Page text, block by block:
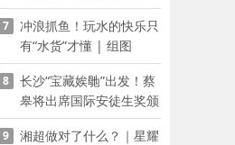
少年向美而生
7
冲浪抓鱼！玩水的快乐只
有“水货”才懂 | 组图
8
长沙“宝藏娭毑”出发！蔡
皋将出席国际安徒生奖颁
奖典礼并领奖
9
湘超做对了什么？｜星耀